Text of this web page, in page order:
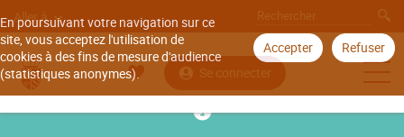
En poursuivant votre navigation sur ce
site, vous acceptez l'utilisation de
cookies à des fins de mesure d'audience
(statistiques anonymes).
Accepter Refuser
Aller à
Se connecter